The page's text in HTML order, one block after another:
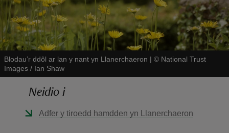
Blodau’r ddôl ar lan y nant yn Llanerchaeron | © National Trust
Images / Ian Shaw
Neidio i
Adfer y tiroedd hamdden yn Llanerchaeron